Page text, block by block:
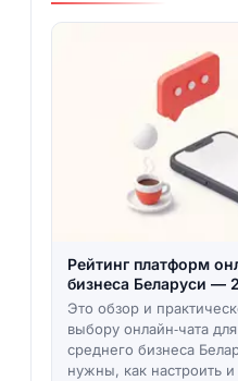
Рейтинг платформ
бизнеса Беларуси —
Это обзор и
выбору онлайн‑чата
среднего бизнеса
нужны, как настроить